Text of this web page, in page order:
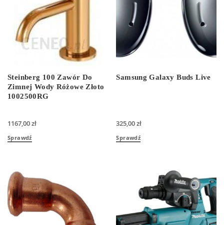
Steinberg 100 Zawór Do
Zimnej Wody Różowe Złoto
1002500RG
1167,00zł
Sprawdź
Samsung Galaxy Buds Live
325,00zł
Sprawdź